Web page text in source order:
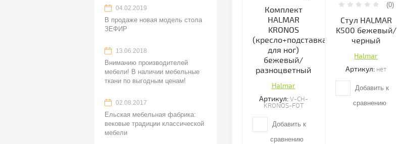
04.02.2019
В продаже новая модель стола
ЗЕФИР
13.06.2018
Вниманию производителей
мебели! В наличии мебельные
ткани по выгодным ценам!
02.08.2017
Ельская мебельная фабрика:
вековые традиции классической
мебели
Комплект
HALMAR
KRONOS
(кресло+подставка
для ног)
бежевый/
разноцветный
Halmar
Артикул:V-CH-
KRONOS-FOT
Добавить к
сравнению
(0)
Стул HALMAR
K500 бежевый/
черный
Halmar
Артикул: нет
Добавить к
сравнению